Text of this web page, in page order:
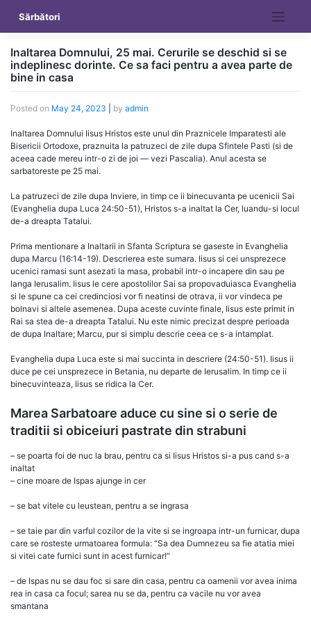
content
Sărbători
Inaltarea Domnului, 25 mai. Cerurile se deschid si se
indeplinesc dorinte. Ce sa faci pentru a avea parte de
bine in casa
Posted on May 24, 2023 by admin
Inaltarea Domnului Iisus Hristos este unul din Praznicele Imparatesti ale
Bisericii Ortodoxe, praznuita la patruzeci de zile dupa Sfintele Pasti (si de
aceea cade mereu intr-o zi de joi — vezi Pascalia). Anul acesta se
sarbatoreste pe 25 mai.
La patruzeci de zile dupa Inviere, in timp ce ii binecuvanta pe ucenicii Sai
(Evanghelia dupa Luca 24:50-51), Hristos s-a inaltat la Cer, luandu-si locul
de-a dreapta Tatalui.
Prima mentionare a Inaltarii in Sfanta Scriptura se gaseste in Evanghelia
dupa Marcu (16:14-19). Descrierea este sumara. Iisus si cei unsprezece
ucenici ramasi sunt asezati la masa, probabil intr-o incapere din sau pe
langa Ierusalim. Iisus le cere apostolilor Sai sa propovaduiasca Evanghelia
si le spune ca cei credinciosi vor fi neatinsi de otrava, ii vor vindeca pe
bolnavi si altele asemenea. Dupa aceste cuvinte finale, Iisus este primit in
Rai sa stea de-a dreapta Tatalui. Nu este nimic precizat despre perioada
de dupa Inaltare; Marcu, pur si simplu descrie ceea ce s-a intamplat.
Evanghelia dupa Luca este si mai succinta in descriere (24:50-51). Iisus ii
duce pe cei unsprezece in Betania, nu departe de Ierusalim. In timp ce ii
binecuvinteaza, Iisus se ridica la Cer.
Marea Sarbatoare aduce cu sine si o serie de
traditii si obiceiuri pastrate din strabuni
– se poarta foi de nuc la brau, pentru ca si Iisus Hristos si-a pus cand s-a
inaltat
– cine moare de Ispas ajunge in cer
– se bat vitele cu leustean, pentru a se ingrasa
– se taie par din varful cozilor de la vite si se ingroapa intr-un furnicar, dupa
care se rosteste urmatoarea formula: “Sa dea Dumnezeu sa fie atatia miei
si vitei cate furnici sunt in acest furnicar!“
– de Ispas nu se dau foc si sare din casa, pentru ca oamenii vor avea inima
rea in casa ca focul; sarea nu se da, pentru ca vacile nu vor avea
smantana